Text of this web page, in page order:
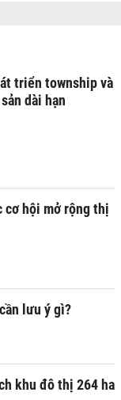
triển township và
dài hạn
cơ hội mở rộng thị
lưu ý gì?
khu đô thị 264 ha